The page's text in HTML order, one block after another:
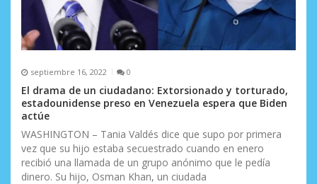
septiembre 16, 2022 0
El drama de un ciudadano: Extorsionado y torturado,
estadounidense preso en Venezuela espera que Biden
actúe
WASHINGTON – Tania Valdés dice que supo por primera
vez que su hijo estaba secuestrado cuando en enero
recibió una llamada de un grupo anónimo que le pedía
dinero. Su hijo, Osman Khan, un ciudada